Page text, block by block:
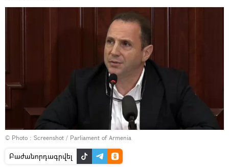
© Photo : Screenshot / Parliament of Armenia
Բաժանորդագրվել